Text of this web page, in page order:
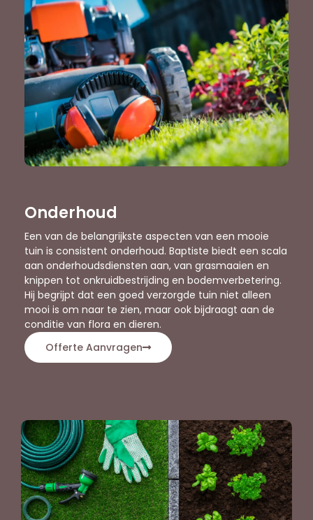
Onderhoud
Een van de belangrijkste aspecten van een mooie
tuin is consistent onderhoud. Baptiste biedt een scala
aan onderhoudsdiensten aan, van grasmaaien en
knippen tot onkruidbestrijding en bodemverbetering.
Hij begrijpt dat een goed verzorgde tuin niet alleen
mooi is om naar te zien, maar ook bijdraagt aan de
conditie van flora en dieren.
Offerte Aanvragen